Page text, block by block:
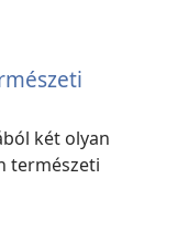
két olyan
természeti